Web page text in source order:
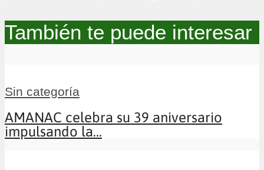
También te puede interesar
Sin categoría
AMANAC celebra su 39 aniversario
impulsando la...